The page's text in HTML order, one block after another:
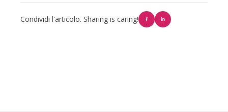
Condividi l'articolo. Sharing is caring!